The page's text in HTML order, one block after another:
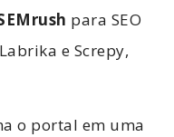
para SEO
e Screpy,
o portal em uma